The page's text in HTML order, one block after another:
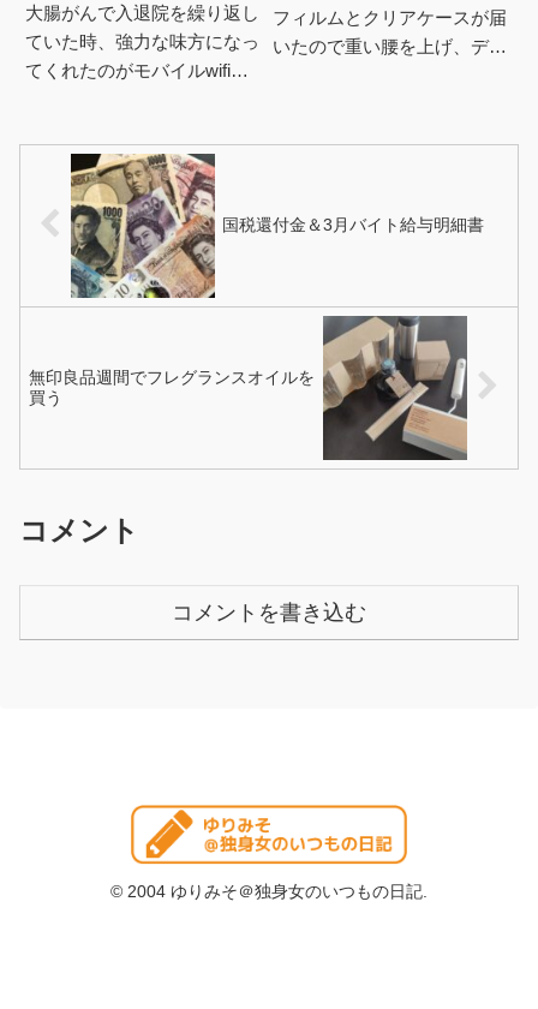
大腸がんで入退院を繰り返し
ていた時、強力な味方になっ
てくれたのがモバイルwifiル
れど、ネット環境の無い...
フィルムとクリアケースが届
いたので重い腰を上げ、デー
国税還付金＆3月バイト給与明細書
無印良品週間でフレグランスオイルを
買う
コメント
コメントを書き込む
© 2004 ゆりみそ＠独身女のいつもの日記.